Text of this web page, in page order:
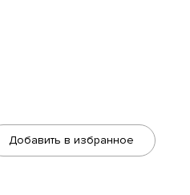
Добавить в избранное